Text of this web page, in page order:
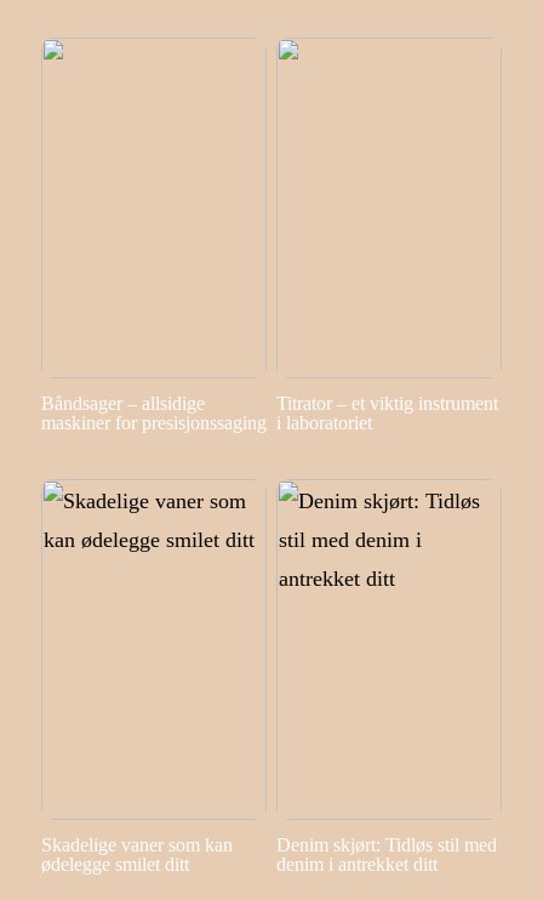
Båndsager – allsidige
maskiner for presisjonssaging
Titrator – et viktig instrument
i laboratoriet
Skadelige vaner som kan
ødelegge smilet ditt
Denim skjørt: Tidløs stil med
denim i antrekket ditt